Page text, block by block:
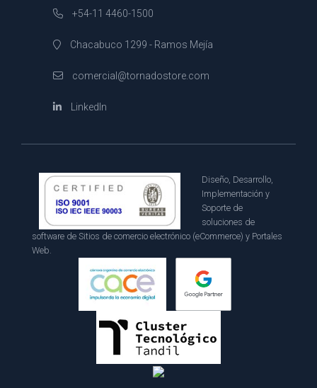
+54-11 4460-1500
Chacabuco 1299 - Ramos Mejía
comercial@tornadostore.com
LinkedIn
Diseño, Desarrollo,
Implementación y
Soporte de
soluciones de
software de Sitios de comercio electrónico (eCommerce) y Portales
Web.